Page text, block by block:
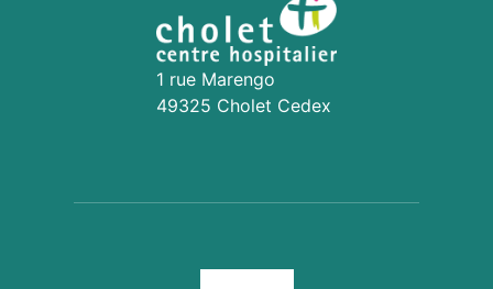
1 rue Marengo
49325 Cholet Cedex